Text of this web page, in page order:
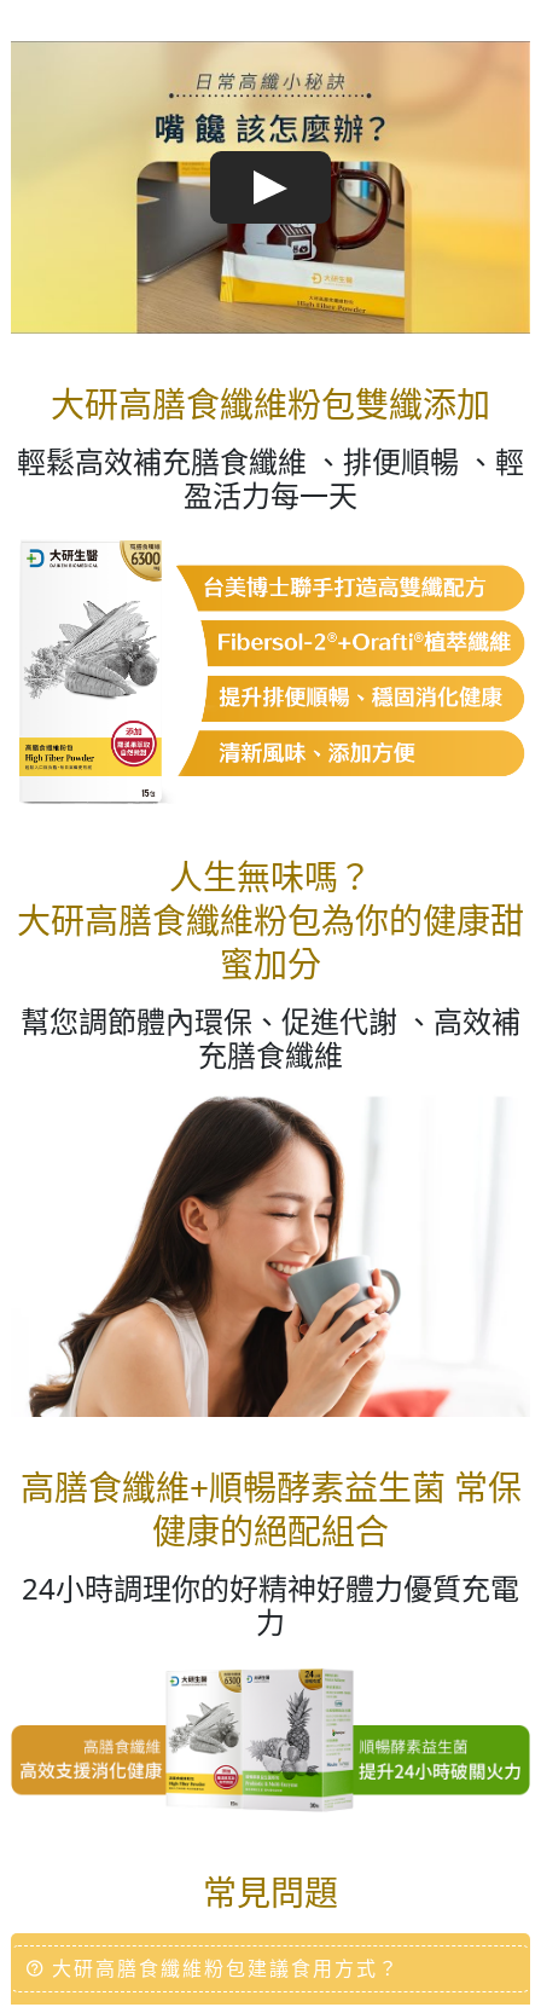
大研高膳食纖維粉包雙纖添加
輕鬆高效補充膳食纖維 、排便順暢 、輕
盈活力每一天
人生無味嗎？
大研高膳食纖維粉包為你的健康甜
蜜加分
幫您調節體內環保、促進代謝 、高效補
充膳食纖維
高膳食纖維+順暢酵素益生菌 常保
健康的絕配組合
24小時調理你的好精神好體力優質充電
力
常見問題
大研高膳食纖維粉包建議食用方式？